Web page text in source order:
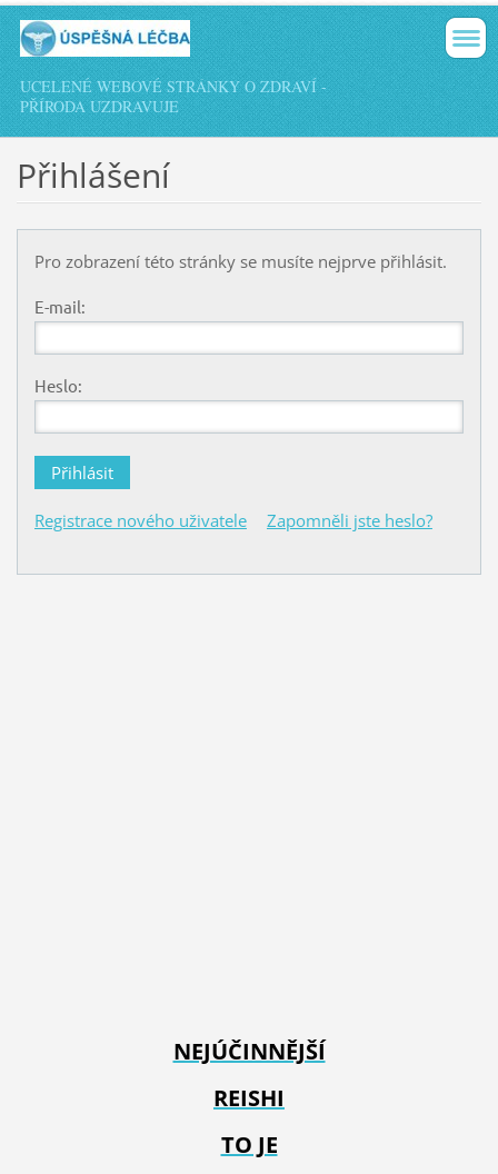
UCELENÉ WEBOVÉ STRÁNKY O ZDRAVÍ -
PŘÍRODA UZDRAVUJE
Přihlášení
Pro zobrazení této stránky se musíte nejprve přihlásit.
E-mail:
Heslo:
Registrace nového uživatele Zapomněli jste heslo?
NEJÚČINNĚJŠÍ
REISHI
TO JE